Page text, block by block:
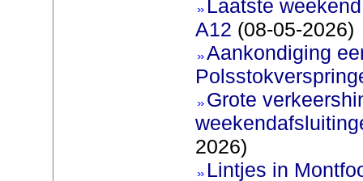
Laatste
A12 (08-05-2026)
Aankondiging
Grote
2026)
Lintjes in